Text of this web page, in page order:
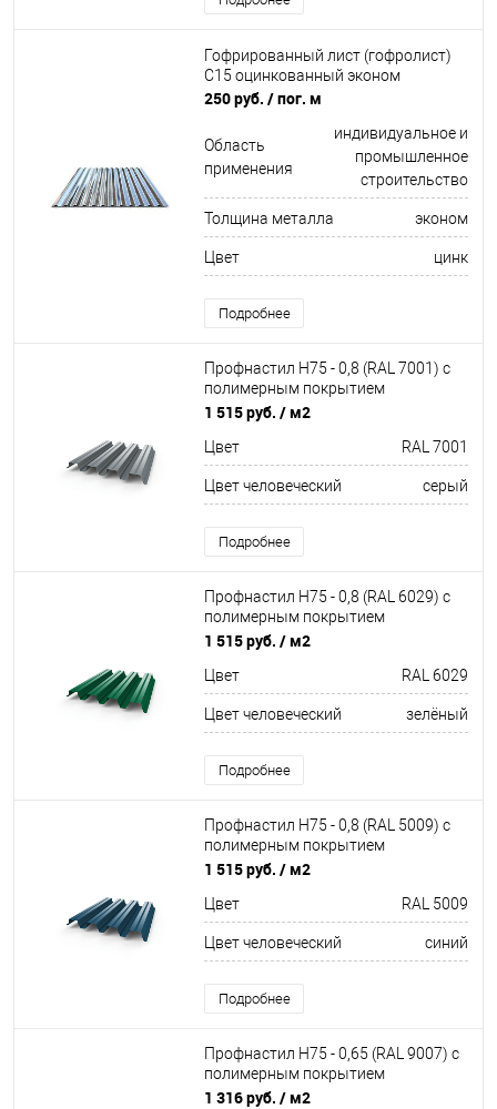
Гофрированный лист (гофролист)
С15 оцинкованный эконом
250 руб. / пог. м
Область
применения
индивидуальное и
промышленное
строительство
Толщина металла эконом
Цвет цинк
Подробнее
Профнастил Н75 - 0,8 (RAL 7001) с
полимерным покрытием
(полиэстер)
1 515 руб. / м2
Цвет RAL 7001
Цвет человеческий серый
Подробнее
Профнастил Н75 - 0,8 (RAL 6029) с
полимерным покрытием
(полиэстер)
1 515 руб. / м2
Цвет RAL 6029
Цвет человеческий зелёный
Подробнее
Профнастил Н75 - 0,8 (RAL 5009) с
полимерным покрытием
(полиэстер)
1 515 руб. / м2
Цвет RAL 5009
Цвет человеческий синий
Подробнее
Профнастил Н75 - 0,65 (RAL 9007) с
полимерным покрытием
(полиэстер)
1 316 руб. / м2